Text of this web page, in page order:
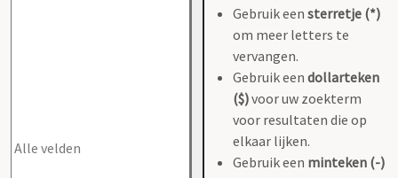
Gebruik een sterretje (*)
om meer letters te
vervangen.
Gebruik een dollarteken
($)voor uw zoekterm
voor resultaten die op
elkaar lijken.
Gebruik een minteken (-)